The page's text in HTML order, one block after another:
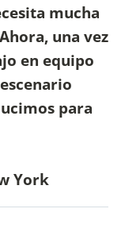
mucha
una vez
en equipo
para
York